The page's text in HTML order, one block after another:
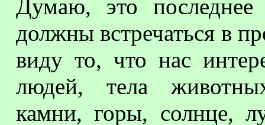
Думаю, это
должны встречаться в
виду то, что нас
людей, тела
камни, горы, солнце,